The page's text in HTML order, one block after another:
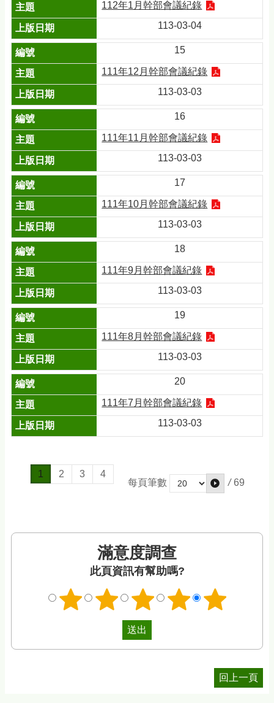
112年1月幹部會議紀錄
113-03-04
15
111年12月幹部會議紀錄
113-03-03
16
111年11月幹部會議紀錄
113-03-03
17
111年10月幹部會議紀錄
113-03-03
18
111年9月幹部會議紀錄
113-03-03
19
111年8月幹部會議紀錄
113-03-03
20
111年7月幹部會議紀錄
113-03-03
1 2 3
4
每頁筆數
/ 69
滿意度調查
此頁資訊有幫助嗎?
回上一頁